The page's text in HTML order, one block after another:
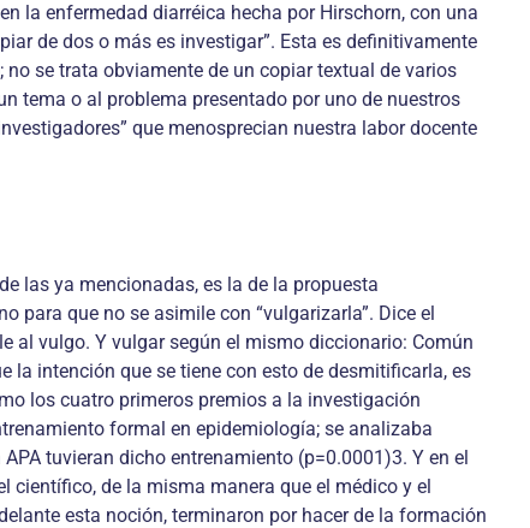
la enfermedad diarréica hecha por Hirschorn, con una
de dos o más es investigar”. Esta es definitivamente
se trata obviamente de un copiar textual de varios
tema o al problema presentado por uno de nuestros
que menosprecian nuestra labor docente
las ya mencionadas, es la de la propuesta
para que no se asimile con “vulgarizarla”. Dice el
al vulgo. Y vulgar según el mismo diccionario: Común
la intención que se tiene con esto de desmitificarla, es
los cuatro primeros premios a la investigación
formal en epidemiología; se analizaba
tuvieran dicho entrenamiento (p=0.0001)3. Y en el
científico, de la misma manera que el médico y el
esta noción, terminaron por hacer de la formación